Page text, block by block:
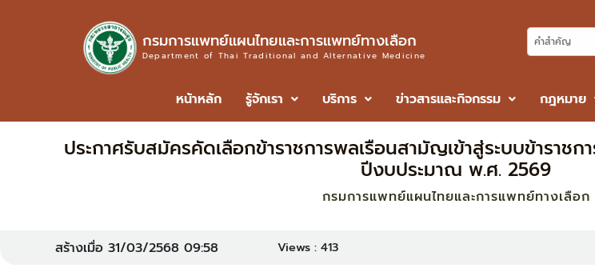
กรมการแพทย์แผนไทยและการแพทย์ทางเลือก
Department of Thai Traditional and Alternative Medicine
หน้าหลัก รู้จักเรา บริการ ข่าวสารและกิจกรรม กฎหมาย
ประกาศรับสมัครคัดเลือกข้าราชการพลเรือนสามัญเข้าสู่ระบบข้าราช
ปีงบประมาณ พ.ศ. 2569
กรมการแพทย์แผนไทยและการแพทย์ทางเลือก
สร้างเมื่อ 31/03/2568 09:58 Views : 413